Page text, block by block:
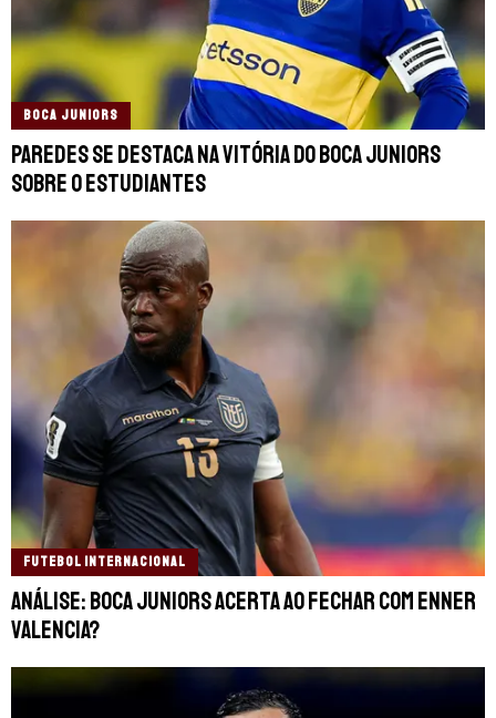
BOCA JUNIORS
Paredes se destaca na vitória do Boca Juniors
sobre o Estudiantes
FUTEBOL INTERNACIONAL
Análise: Boca Juniors acerta ao fechar com Enner
Valencia?